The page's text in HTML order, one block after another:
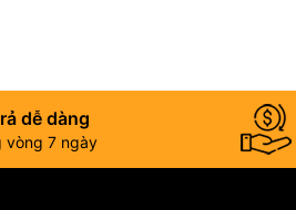
dễ dàng
vòng 7 ngày